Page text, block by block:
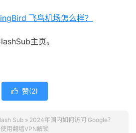
飞鸟机场怎么样？
主页。
 赞(2)
Sub » 2024年国内如何访问 Google？
使用翻墙VPN解锁